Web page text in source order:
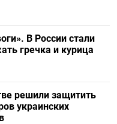
В России стали
гречка и курица
решили защитить
украинских